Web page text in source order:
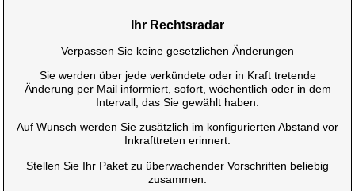
Ihr Rechtsradar
Verpassen Sie keine gesetzlichen Änderungen
Sie werden über jede verkündete oder in Kraft tretende
Änderung per Mail informiert, sofort, wöchentlich oder in dem
Intervall, das Sie gewählt haben.
Auf Wunsch werden Sie zusätzlich im konfigurierten Abstand vor
Inkrafttreten erinnert.
Stellen Sie Ihr Paket zu überwachender Vorschriften beliebig
zusammen.